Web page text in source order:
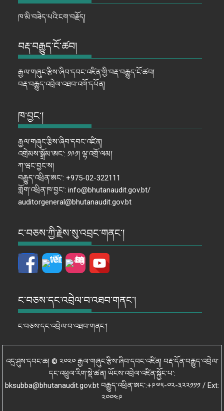
ཁ་མི་བཟེད་པའི་ངག་བརྗོད།
བརྡ་བརྒྱུད་ངོ་ཚབ།
རྒྱལ་གཞུང་རྩིས་ཞིབ་དབང་འཛིན་གྱི་བརྡ་བརྒྱུད་ངོ་ཚབ།
བརྡ་བརྒྱུད་འབྲེལ་འཐབ་འགོ་དཔོན།
ཁ་བྱང་།
རྒྱལ་གཞུང་རྩིས་ཞིབ་དབང་འཛིན།
འགྲེམས་སྒྲོམ་ཨང་: ༡༩༡། ལྷ་འགྲོ་ལམ།
ཀ་ཝང་བྱང་ས།
བརྒྱུད་འཕྲིན་ཨང་: +975-02-322111
གློག་འཕྲིན་ཁ་བྱང་: info@bhutanaudit.gov.bt/
auditorgeneral@bhutanaudit.gov.bt
ང་བཅས་ཀྱི་རྗེས་སུ་འབྲང་གནང་།
ང་བཅས་དང་འབྲེལ་བ་འཐབ་གནང་།
ང་བཅས་དང་འབྲེལ་བ་འཐབ་གནང་།
འདྲ་ཤུས་དབང་ཆ། © ༢༠༢༠ རྒྱལ་གཞུང་རྩིས་ཞིབ་དབང་འཛིན། བརྡ་དོན་བརྒྱུད་འབྲེལ་
དང་འཕྲུལ་རིག་སྡེ་ཚན། ཡོངས་འབྲེལ་འཛིན་སྐྱོང་པ་:
bksubba@bhutanaudit.gov.bt བརྒྱུད་འཕྲིན་ཨང་:+༩༧༥-༠༢-༣༢༢༡༡༡ / Ext:
༢༠༠༤༩